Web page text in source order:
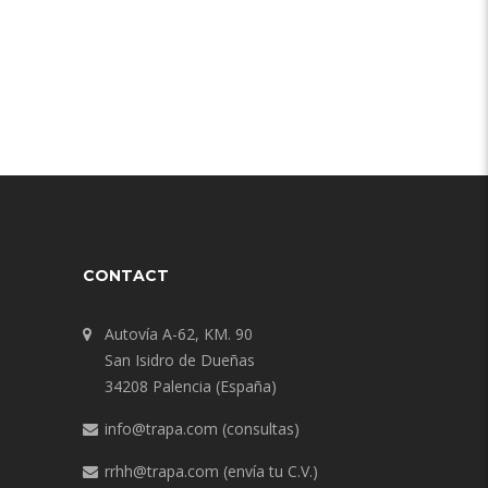
CONTACT
Autovía A-62, KM. 90
San Isidro de Dueñas
34208 Palencia (España)
info@trapa.com (consultas)
rrhh@trapa.com (envía tu C.V.)